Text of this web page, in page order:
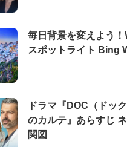
毎日背景を変えよう
スポットライト Bing
ドラマ『DOC（ドッ
のカルテ』あらすじ
関図